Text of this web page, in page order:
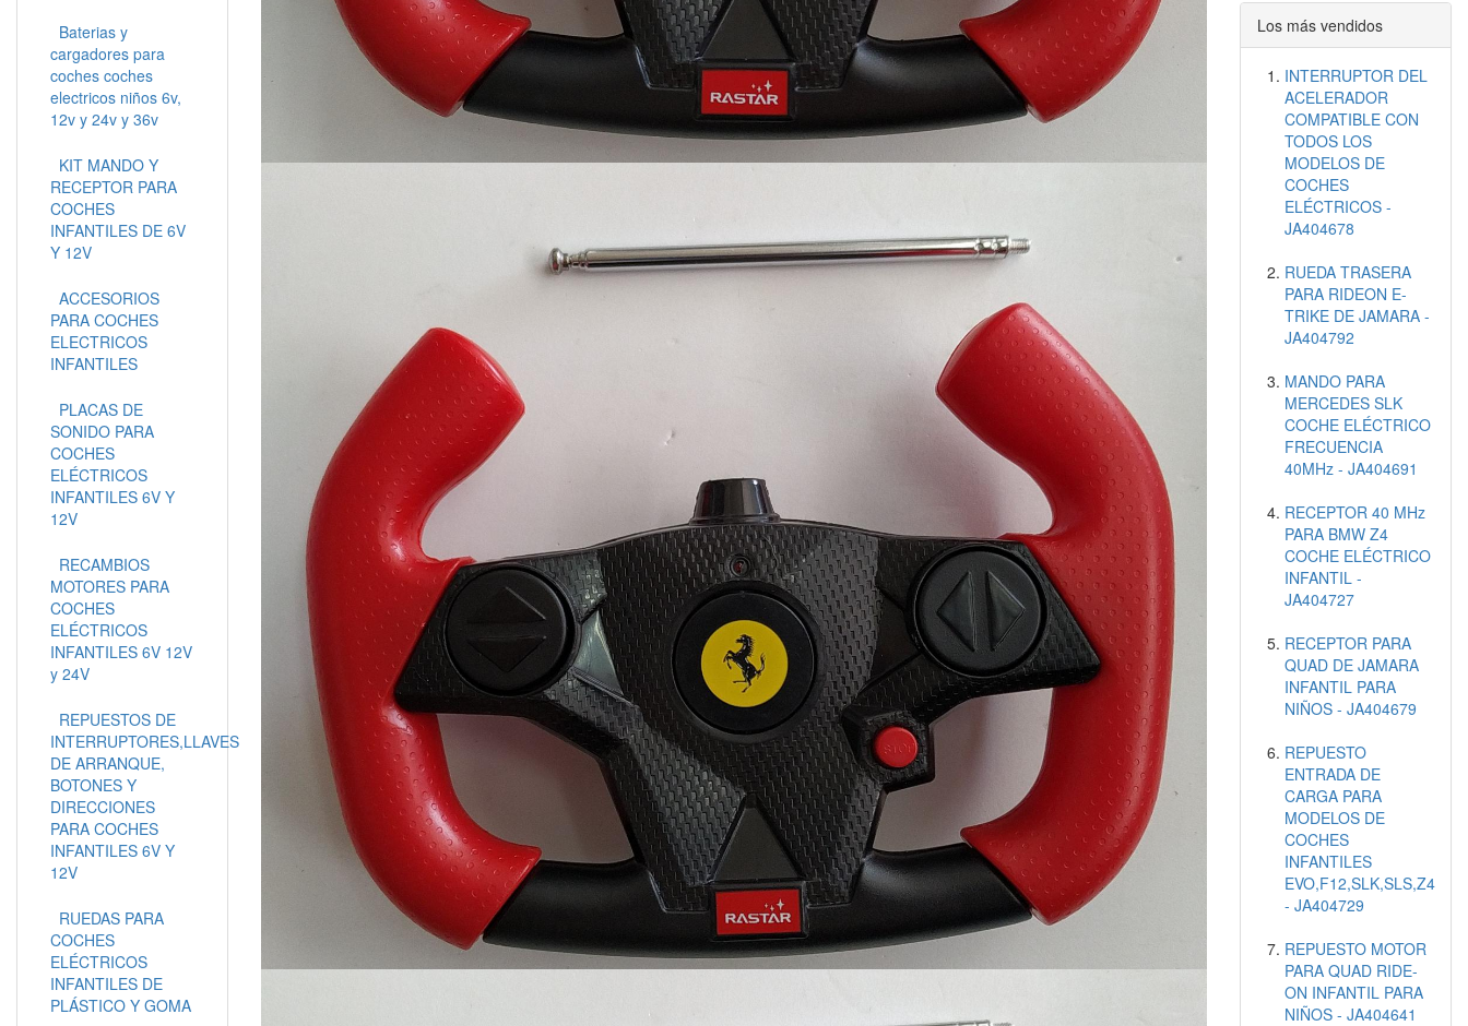
Baterias y
cargadores para
coches coches
electricos niños 6v,
12v y 24v y 36v
KIT MANDO Y
RECEPTOR PARA
COCHES
INFANTILES DE 6V
Y 12V
ACCESORIOS
PARA COCHES
ELECTRICOS
INFANTILES
PLACAS DE
SONIDO PARA
COCHES
ELÉCTRICOS
INFANTILES 6V Y
12V
RECAMBIOS
MOTORES PARA
COCHES
ELÉCTRICOS
INFANTILES 6V 12V
y 24V
REPUESTOS DE
INTERRUPTORES,LLAVES
DE ARRANQUE,
BOTONES Y
DIRECCIONES
PARA COCHES
INFANTILES 6V Y
12V
RUEDAS PARA
COCHES
ELÉCTRICOS
INFANTILES DE
PLÁSTICO Y GOMA
Los más vendidos
INTERRUPTOR DEL
ACELERADOR
COMPATIBLE CON
TODOS LOS
MODELOS DE
COCHES
ELÉCTRICOS -
JA404678
RUEDA TRASERA
PARA RIDEON E-
TRIKE DE JAMARA -
JA404792
MANDO PARA
MERCEDES SLK
COCHE ELÉCTRICO
FRECUENCIA
40MHz - JA404691
RECEPTOR 40 MHz
PARA BMW Z4
COCHE ELÉCTRICO
INFANTIL -
JA404727
RECEPTOR PARA
QUAD DE JAMARA
INFANTIL PARA
NIÑOS - JA404679
REPUESTO
ENTRADA DE
CARGA PARA
MODELOS DE
COCHES
INFANTILES
EVO,F12,SLK,SLS,Z4
- JA404729
REPUESTO MOTOR
PARA QUAD RIDE-
ON INFANTIL PARA
NIÑOS - JA404641